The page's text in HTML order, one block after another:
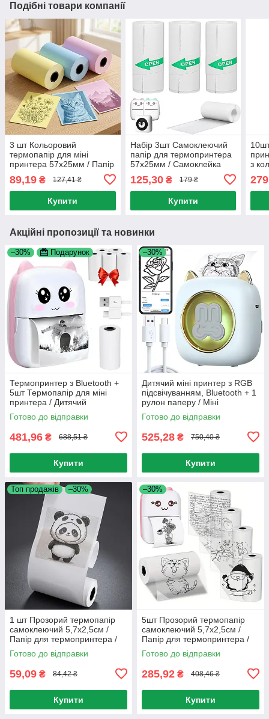
Подібні товари компанії
3 шт Кольоровий
термопапір для міні
принтера 57х25мм / Папір
Папір для міні принтера
89,19 ₴ 127,41 ₴
Купити
Набір 3шт Самоклеючий
папір для термопринтера
57х25мм / Самоклейка
Термопапір наклейка
125,30₴ 179 ₴
Купити
з
Акційні пропозиції та новинки
–30% Подарунок
Термопринтер з Bluetooth +
5шт Термопапір для міні
принтера / Дитячий
термопринтер портативний
Готово до відправки
481,96 ₴ 688,51 ₴
Купити
–30%
Дитячий міні принтер з RGB
підсвічуванням, Bluetooth + 1
рулон паперу / Міні
термопринтер / Портативний
принтер
Готово до відправки
525,28 ₴ 750,40 ₴
Купити
Топ продажів –30%
1 шт Прозорий термопапір
самоклеючий 5,7x2,5см /
Папір для термопринтера /
Термопапір для наклейок
Готово до відправки
59,09 ₴ 84,42 ₴
Купити
–30%
5шт Прозорий термопапір
самоклеючий 5,7x2,5см /
Папір для термопринтера /
Термопапір для наклейок
Готово до відправки
285,92 ₴ 408,46 ₴
Купити